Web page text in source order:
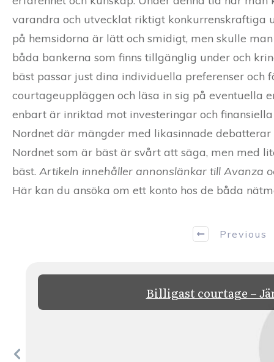
varandra och utvecklat riktigt konkurrenskraftiga
på hemsidorna är lätt och smidigt, men skulle
båda bankerna som finns tillgänglig under och
bäst passar just dina individuella preferenser
courtageuppläggen och läsa in sig på eventuella
enbart är inriktad mot investeringar och
Nordnet där mängder med likasinnade
Nordnet som är bäst är svårt att säga, men med
bäst. Artikeln innehåller annonslänkar till Avanza
Här kan du ansöka om ett konto hos de båda
Previous
Billigast courtage –